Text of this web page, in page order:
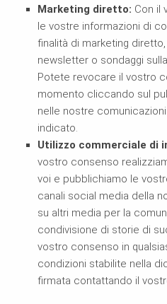
Marketing diretto: Con il
le vostre informazioni di
finalità di marketing
newsletter o sondaggi
Potete revocare il vostro
momento cliccando sul
nelle nostre
indicato.
Utilizzo commerciale di
vostro consenso
voi e pubblichiamo le
canali social media della
su altri media per la
condivisione di storie di
vostro consenso in
condizioni stabilite nella
firmata contattando il